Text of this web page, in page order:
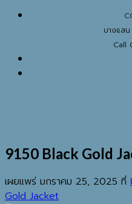
บางแส
Call
9150 Black Gold
เผยแพร่ มกราคม 25, 2025 ที่
Gold Jacket